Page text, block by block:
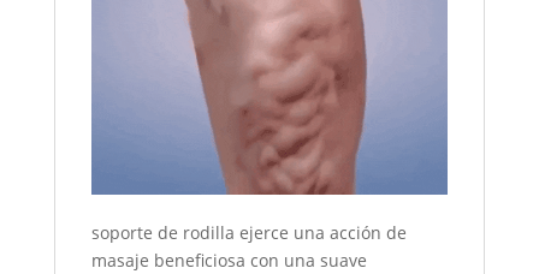
soporte de rodilla ejerce una acción de
masaje beneficiosa con una suave